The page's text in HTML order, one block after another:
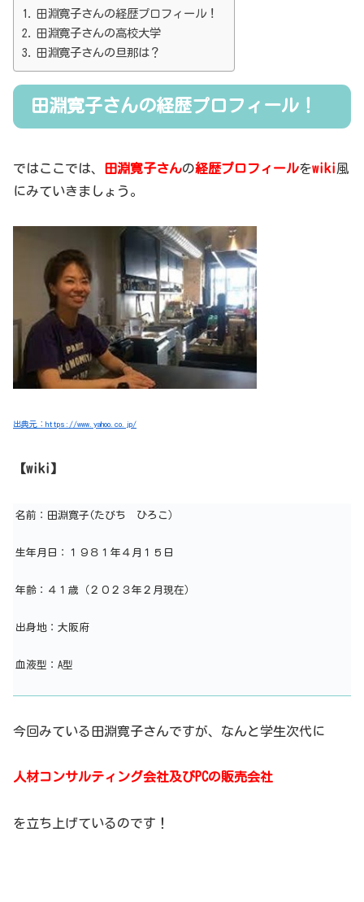
田淵寛子さんの経歴プロフィール！
田淵寛子さんの高校大学
田淵寛子さんの旦那は？
田淵寛子さんの経歴プロフィール！
ではここでは、 田淵寛子さんの経歴プロフィールをwiki風
にみていきましょう。
出典元：https://www.yahoo.co.jp/
【wiki】
名前：田淵寛子(たびち ひろこ）
生年月日：１９８１年４月１５日
年齢：４１歳（２０２３年２月現在）
出身地：大阪府
血液型：A型
今回みている田淵寛子さんですが、なんと学生次代に
人材コンサルティング会社及びPCの販売会社
を立ち上げているのです！